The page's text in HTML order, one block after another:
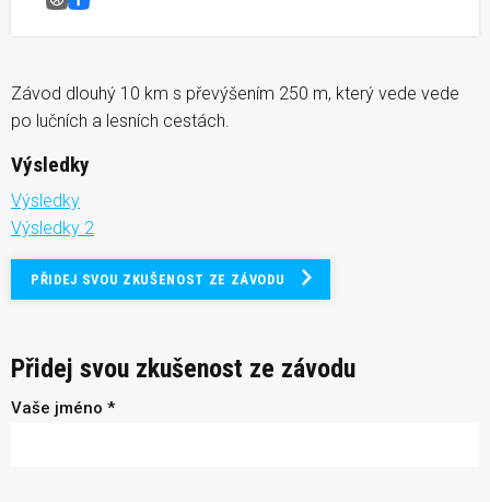
Borský kros
Facebook
Závod dlouhý 10 km s převýšením 250 m, který vede vede
po lučních a lesních cestách.
Výsledky
Výsledky
Výsledky 2
PŘIDEJ SVOU ZKUŠENOST ZE ZÁVODU
Přidej svou zkušenost ze závodu
Vaše jméno *